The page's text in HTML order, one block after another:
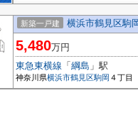
新築一戸建 横浜市鶴見区駒
5,480万円
東急東横線 「 綱島 」駅
神奈川県横浜市鶴見区駒岡 ４丁目